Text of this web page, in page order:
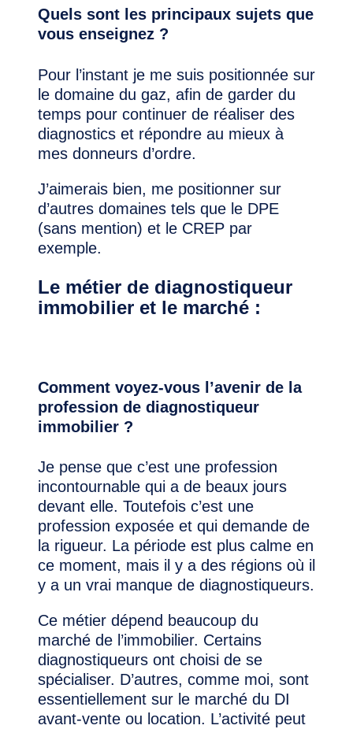
Quels sont les principaux sujets que
vous enseignez ?
Pour l’instant je me suis positionnée sur
le domaine du gaz, afin de garder du
temps pour continuer de réaliser des
diagnostics et répondre au mieux à
mes donneurs d’ordre.
J’aimerais bien, me positionner sur
d’autres domaines tels que le DPE
(sans mention) et le CREP par
exemple.
Le métier de diagnostiqueur
immobilier et le marché :
Comment voyez-vous l’avenir de la
profession de diagnostiqueur
immobilier ?
Je pense que c’est une profession
incontournable qui a de beaux jours
devant elle. Toutefois c’est une
profession exposée et qui demande de
la rigueur. La période est plus calme en
ce moment, mais il y a des régions où il
y a un vrai manque de diagnostiqueurs.
Ce métier dépend beaucoup du
marché de l’immobilier. Certains
diagnostiqueurs ont choisi de se
spécialiser. D’autres, comme moi, sont
essentiellement sur le marché du DI
avant-vente ou location. L’activité peut